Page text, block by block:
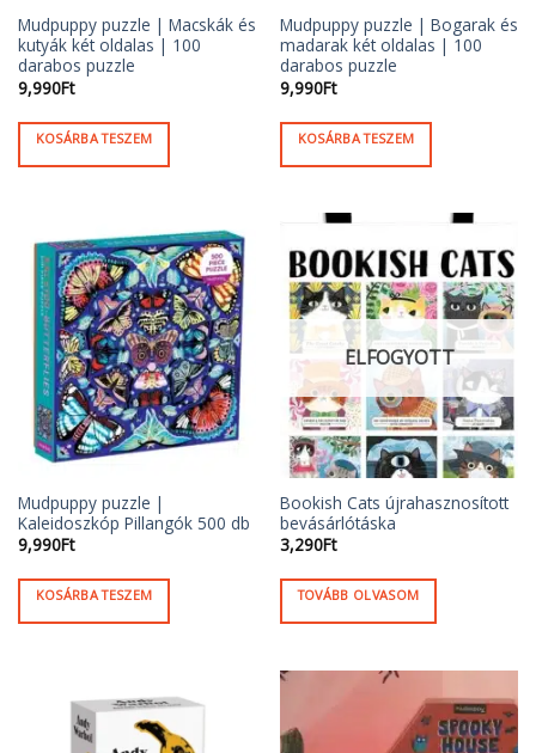
Mudpuppy puzzle | Macskák és
kutyák két oldalas | 100
darabos puzzle
9,990Ft
KOSÁRBA TESZEM
Mudpuppy puzzle | Bogarak és
madarak két oldalas | 100
darabos puzzle
9,990Ft
KOSÁRBA TESZEM
Mudpuppy puzzle |
Kaleidoszkóp Pillangók 500 db
9,990Ft
KOSÁRBA TESZEM
ELFOGYOTT
Bookish Cats újrahasznosított
bevásárlótáska
3,290Ft
TOVÁBB OLVASOM